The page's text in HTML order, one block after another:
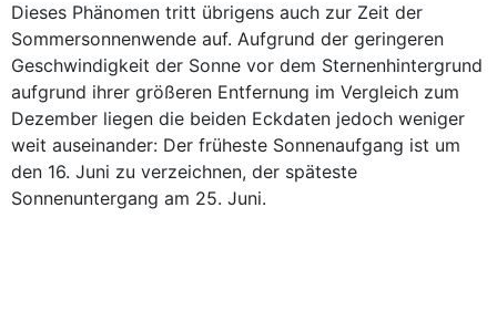
Dieses Phänomen tritt übrigens auch zur Zeit der
Sommersonnenwende auf. Aufgrund der geringeren
Geschwindigkeit der Sonne vor dem Sternenhintergrund
aufgrund ihrer größeren Entfernung im Vergleich zum
Dezember liegen die beiden Eckdaten jedoch weniger
weit auseinander: Der früheste Sonnenaufgang ist um
den 16. Juni zu verzeichnen, der späteste
Sonnenuntergang am 25. Juni.